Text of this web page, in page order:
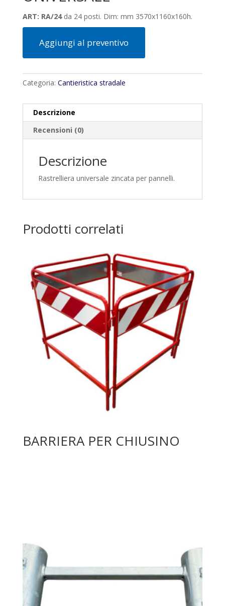
ART: RA/24da 24 posti. Dim: mm 3570x1160x160h.
Aggiungi al preventivo
Categoria: Cantieristica stradale
Descrizione
Recensioni (0)
Descrizione
Rastrelliera universale zincata per pannelli.
Prodotti correlati
BARRIERA PER CHIUSINO